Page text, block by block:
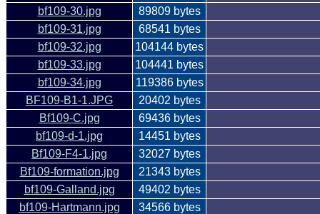
bf109-30.jpg
89809 bytes
bf109-31.jpg
68541 bytes
bf109-32.jpg
104144 bytes
bf109-33.jpg
104441 bytes
bf109-34.jpg
119386 bytes
BF109-B1-1.JPG
20402 bytes
Bf109-C.jpg
69436 bytes
bf109-d-1.jpg
14451 bytes
Bf109-F4-1.jpg
32027 bytes
Bf109-formation.jpg
21343 bytes
bf109-Galland.jpg
49402 bytes
bf109-Hartmann.jpg
34566 bytes